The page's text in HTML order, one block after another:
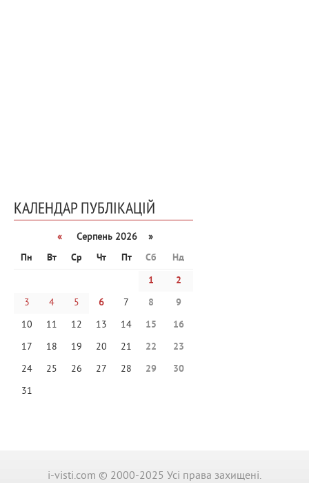
КАЛЕНДАР ПУБЛІКАЦІЙ
«
Серпень 2026 »
Пн
Вт Ср Чт Пт Сб
Нд
1
2
3
4 5 6 7 8
9
10
11 12 13 14 15
16
17
18 19 20 21 22
23
24
25 26 27 28 29
30
31
i-visti.com © 2000-2025 Усі права захищені.